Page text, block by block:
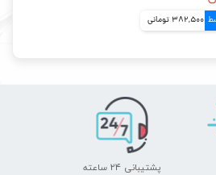
382,500 تومانی
پشتیبانی ۲۴ ساعته